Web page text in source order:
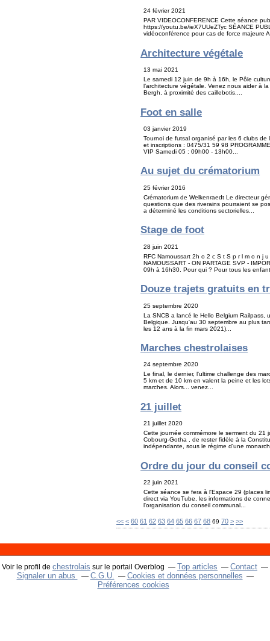
24 février 2021
PAR VIDEOCONFERENCE Cette séance
https://youtu.be/ieX7UUeZTyc SÉANCE
vidéoconférence pour cas de force majeure
Architecture végétale
13 mai 2021
Le samedi 12 juin de 9h à 16h, le Pôle
l’architecture végétale. Venez nous aider à
Bergh, à proximité des caillebotis....
Foot en salle
03 janvier 2019
Tournoi de futsal organisé par les 6 clubs
et inscriptions : 0475/31 59 98
VIP Samedi 05 : 09h00 - 13h00...
Au sujet du crématorium
25 février 2016
Crématorium de Welkenraedt Le directeur
questions que des riverains pourraient se
a déterminé les conditions sectorielles...
Stage de foot
28 juin 2021
RFC Namoussart 2h o 2 c S t S p r l m o n j
NAMOUSSART - ON PARTAGE SVP -
09h à 16h30. Pour qui ? Pour tous les
Douze trajets gratuits en
25 septembre 2020
La SNCB a lancé le Hello Belgium
Belgique. Jusqu'au 30 septembre au plus
les 12 ans à la fin mars 2021)...
Marches chestrolaises
24 septembre 2020
Le final, le dernier, l'ultime challenge des
5 km et de 10 km en valent la peine et les
marches. Alors... venez...
21 juillet
21 juillet 2020
Cette journée commémore le serment du
Cobourg-Gotha , de rester fidèle à la
indépendante, sous le régime d'une
Ordre du jour du conseil
22 juin 2021
Cette séance se fera à l'Espace 29 (places
direct via YouTube, les informations de
l'organisation du conseil communal...
<< < 10
20
30
40
50
60 61 62 63 64 65 66 67 68 69 70 80
90
100
200
300
400
500
> >>
Voir le profil de chestrolais sur le portail Overblog Top articles
Contact
Signaler un abus
C.G.U.
Cookies et données personnelles
Préférences cookies